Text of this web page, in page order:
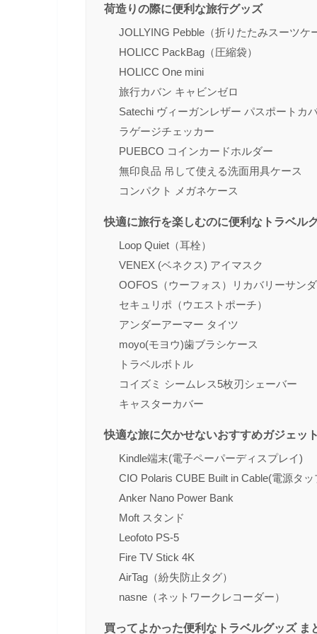
荷造りの際に便利な旅行グッズ
JOLLYING Pebble（折りたたみスーツケ
HOLICC PackBag（圧縮袋）
HOLICC One mini
旅行カバン キャビンゼロ
Satechi ヴィーガンレザー パスポートカ
ラゲージチェッカー
PUEBCO コインカードホルダー
無印良品 吊して使える洗面用具ケース
コンパクト メガネケース
快適に旅行を楽しむのに便利なトラベル
Loop Quiet（耳栓）
VENEX (ベネクス) アイマスク
OOFOS（ウーフォス）リカバリーサン
セキュリポ（ウエストポーチ）
アンダーアーマー タイツ
moyo(モヨウ)歯ブラシケース
トラベルボトル
コイズミ シームレス5枚刃シェーバー
キャスターカバー
快適な旅に欠かせないおすすめガジェット
Kindle端末(電子ペーパーディスプレイ)
CIO Polaris CUBE Built in Cable(電源タッ
Anker Nano Power Bank
Moft スタンド
Leofoto PS-5
Fire TV Stick 4K
AirTag（紛失防止タグ）
nasne（ネットワークレコーダー）
買ってよかった便利なトラベルグッズ ま